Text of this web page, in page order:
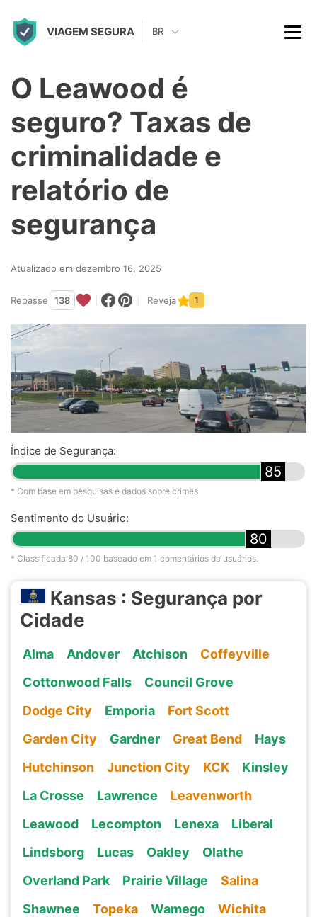
VIAGEM SEGURA BR
O Leawood é
seguro? Taxas de
criminalidade e
relatório de
segurança
Atualizado em dezembro 16, 2025
Repasse 138 Reveja 1
Índice de Segurança:
85
* Com base em pesquisas e dados sobre crimes
Sentimento do Usuário:
80
* Classificada 80 / 100 baseado em 1 comentários de usuários.
Kansas : Segurança por
Cidade
Alma Andover Atchison
Coffeyville
Cottonwood Falls
Council Grove
Dodge City
Emporia
Fort Scott
Garden City
Gardner Great Bend
Hays
Hutchinson
Junction City KCK
Kinsley
La Crosse
Lawrence
Leavenworth
Leawood
Lecompton Lenexa
Liberal
Lindsborg
Lucas Oakley
Olathe
Overland Park
Prairie Village
Salina
Shawnee
Topeka Wamego
Wichita